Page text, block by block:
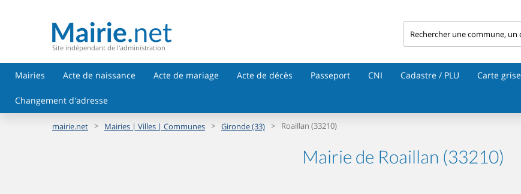
Site indépendant de l'administration
Mairies Acte de naissance Acte de mariage Acte de décès Passeport CNI Cadastre / PLU Carte grise
Changement d'adresse
mairie.net > Mairies | Villes | Communes > Gironde (33) > Roaillan (33210)
Mairie de Roaillan (33210)